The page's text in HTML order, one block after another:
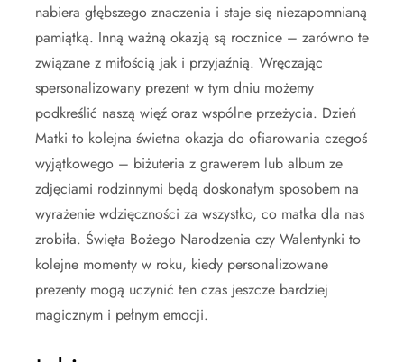
nabiera głębszego znaczenia i staje się niezapomnianą
pamiątką. Inną ważną okazją są rocznice – zarówno te
związane z miłością jak i przyjaźnią. Wręczając
spersonalizowany prezent w tym dniu możemy
podkreślić naszą więź oraz wspólne przeżycia. Dzień
Matki to kolejna świetna okazja do ofiarowania czegoś
wyjątkowego – biżuteria z grawerem lub album ze
zdjęciami rodzinnymi będą doskonałym sposobem na
wyrażenie wdzięczności za wszystko, co matka dla nas
zrobiła. Święta Bożego Narodzenia czy Walentynki to
kolejne momenty w roku, kiedy personalizowane
prezenty mogą uczynić ten czas jeszcze bardziej
magicznym i pełnym emocji.